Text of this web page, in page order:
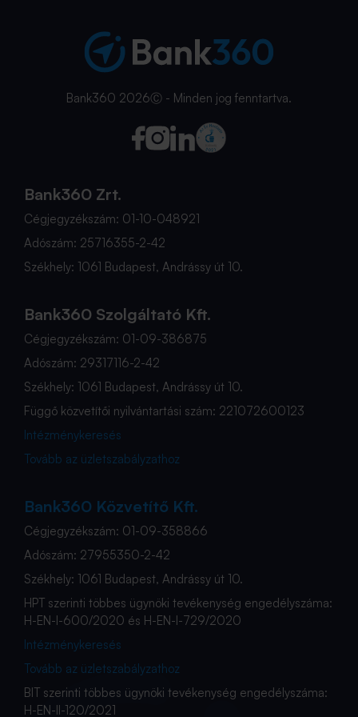
Bank360 2026Ⓒ - Minden jog fenntartva.
Bank360 Zrt.
Cégjegyzékszám: 01-10-048921
Adószám: 25716355-2-42
Székhely: 1061 Budapest, Andrássy út 10.
Bank360 Szolgáltató Kft.
Cégjegyzékszám: 01-09-386875
Adószám: 29317116-2-42
Székhely: 1061 Budapest, Andrássy út 10.
Függő közvetítői nyilvántartási szám: 221072600123
Intézménykeresés
Tovább az üzletszabályzathoz
Bank360 Közvetítő Kft.
Cégjegyzékszám: 01-09-358866
Adószám: 27955350-2-42
Székhely: 1061 Budapest, Andrássy út 10.
HPT szerinti többes ügynöki tevékenység engedélyszáma:
H-EN-I-600/2020 és H-EN-I-729/2020
Intézménykeresés
Tovább az üzletszabályzathoz
BIT szerinti többes ügynöki tevékenység engedélyszáma:
H-EN-II-120/2021